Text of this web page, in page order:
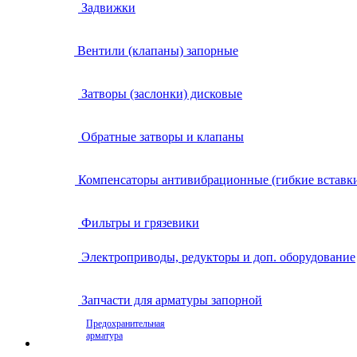
Задвижки
Вентили (клапаны) запорные
Затворы (заслонки) дисковые
Обратные затворы и клапаны
Компенсаторы антивибрационные (гибкие
Фильтры и грязевики
Электроприводы, редукторы и доп. оборудование
Запчасти для арматуры запорной
Предохранительная
арматура